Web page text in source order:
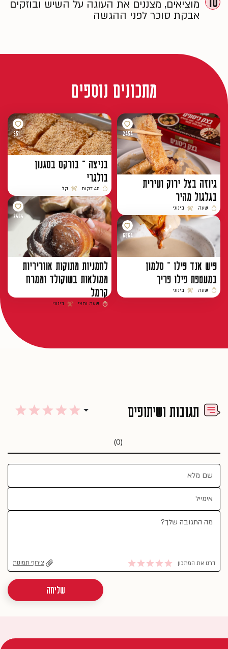
מוציאים, מצננים את העוגה על השיש ובוזקים
אבקת סוכר לפני ההגשה
מתכונים נוספים
2454
גיוזה בצל ירוק ועירית
בגלגול מהיר
זמן הכנה
שעה
רמת קושי
בינוני
951
בניצה – בורקס בסגנון
בולגרי
זמן הכנה
45 דקות
רמת קושי
קל
6564
פיש אנד פילו – סלמון
במעטפת פילו פריך
זמן הכנה
שעה
רמת קושי
בינוני
2464
לחמניות מתוקות אווריריות
ממולאות בשוקולד וממרח
קרמל
זמן הכנה
שעה וחצי
רמת קושי
בינוני
תגובות ושיתופים
(0)
דרגו את המתכון צירוף תמונות
שליחה